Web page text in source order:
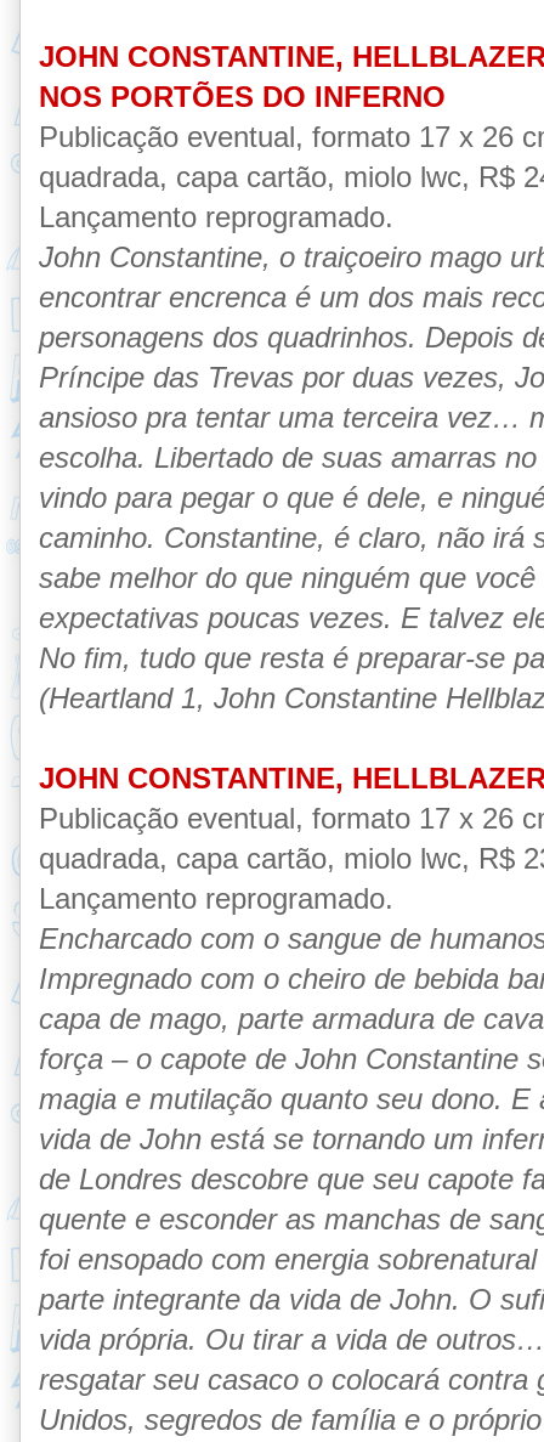
JOHN CONSTANTINE,
NOS PORTÕES DO INFERNO
Publicação eventual, formato 17 x 26
quadrada, capa cartão, miolo lwc, R$
Lançamento reprogramado.
John Constantine, o traiçoeiro mago
encontrar encrenca é um dos mais
personagens dos quadrinhos. Depois
Príncipe das Trevas por duas vezes,
ansioso pra tentar uma terceira vez…
escolha. Libertado de suas amarras
vindo para pegar o que é dele, e
caminho. Constantine, é claro, não irá
sabe melhor do que ninguém que
expectativas poucas vezes. E talvez
No fim, tudo que resta é preparar-se
(Heartland 1, John Constantine
JOHN CONSTANTINE,
Publicação eventual, formato 17 x 26
quadrada, capa cartão, miolo lwc, R$
Lançamento reprogramado.
Encharcado com o sangue de
Impregnado com o cheiro de bebida
capa de mago, parte armadura de
força – o capote de John Constantine
magia e mutilação quanto seu dono.
vida de John está se tornando um
de Londres descobre que seu capote
quente e esconder as manchas de
foi ensopado com energia
parte integrante da vida de John. O
vida própria. Ou tirar a vida de
resgatar seu casaco o colocará contra
Unidos, segredos de família e o